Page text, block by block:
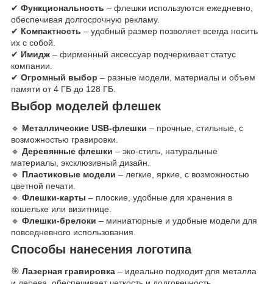
✔ Функциональность – флешки используются ежедневно,
обеспечивая долгосрочную рекламу.
✔ Компактность – удобный размер позволяет всегда носить
их с собой.
✔ Имидж – фирменный аксессуар подчеркивает статус
компании.
✔ Огромный выбор – разные модели, материалы и объем
памяти от 4 ГБ до 128 ГБ.
Выбор моделей флешек
🔹 Металлические USB-флешки – прочные, стильные, с
возможностью гравировки.
🔹 Деревянные флешки – эко-стиль, натуральные
материалы, эксклюзивный дизайн.
🔹 Пластиковые модели – легкие, яркие, с возможностью
цветной печати.
🔹 Флешки-карты – плоские, удобные для хранения в
кошельке или визитнице.
🔹 Флешки-брелоки – миниатюрные и удобные модели для
повседневного использования.
Способы нанесения логотипа
🎯 Лазерная гравировка – идеально подходит для металла